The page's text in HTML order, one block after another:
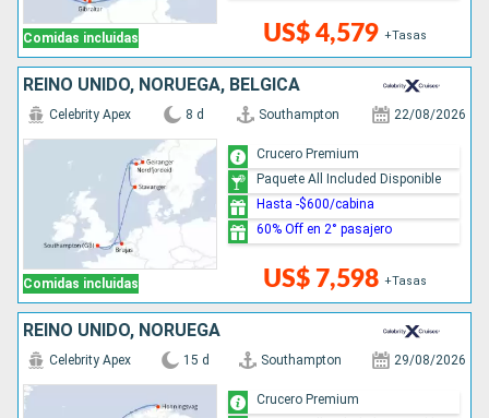
Comidas incluidas US$ 4,579 +Tasas
REINO UNIDO, NORUEGA, BÉLGICA
Comidas incluidas
Celebrity Apex 8 d Southampton 22/08/2026
US$ 7,598 +Tasas
Crucero Premium
Paquete All Included Disponible
Hasta -$600/cabina
60% Off en 2° pasajero
REINO UNIDO, NORUEGA
Celebrity Apex 15 d Southampton 29/08/2026
Crucero Premium